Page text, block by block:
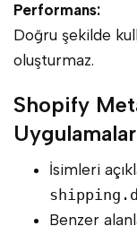
Performans:
Doğru şekilde
oluşturmaz.
Shopify
Uygulamalar
İsimleri
Benzer